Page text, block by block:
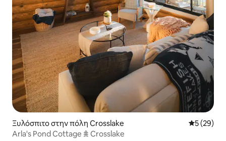
Ξυλόσπιτο στην πόλη Crosslake Μέση
5 (29)
Arla's Pond Cottage 𖠰 Crosslake